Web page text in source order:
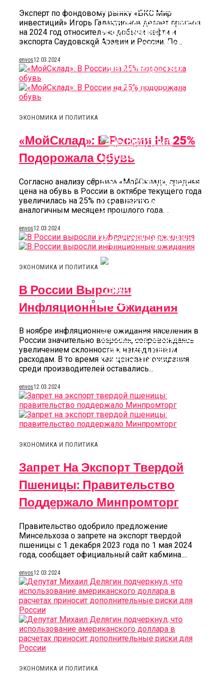
Правительство
Над Фискальными
ЦБ Продлил
Ограничения На
Иностранной Валюты
Заявил О Широких
Перспективах
Сотрудничества С РФ
Эксперт по фондовому рынку «БКС Мир
инвестиций» Игорь Галактионов делает прогноз
на 2024 год относительно добычи нефти и
экспорта Саудовской Аравии и России. По...
envos12.03.2024
ЭКОНОМИКА И ПОЛИТИКА
«МойСклад»: В России На 25%
Подорожала Обувь
Согласно анализу сервиса «МойСклад», средняя
цена на обувь в России в октябре текущего года
увеличилась на 25% по сравнению с
аналогичным месяцем прошлого года....
envos12.03.2024
ЭКОНОМИКА И ПОЛИТИКА
В России Выросли
Инфляционные Ожидания
В ноябре инфляционные ожидания населения в
России значительно возросли, сопровождаясь
увеличением склонности к немедленным
расходам. В то время как ценовые ожидания
среди производителей оставались...
envos12.03.2024
ЭКОНОМИКА И ПОЛИТИКА
Запрет На Экспорт Твердой
Пшеницы: Правительство
Поддержало Минпромторг
Правительство одобрило предложение
Минсельхоза о запрете на экспорт твердой
пшеницы с 1 декабря 2023 года по 1 мая 2024
года, сообщает официальный сайт кабмина....
envos12.03.2024
ЭКОНОМИКА И ПОЛИТИКА